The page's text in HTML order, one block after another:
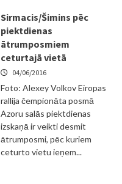
Sirmacis/Šimins pēc
piektdienas
ātrumposmiem
ceturtajā vietā
04/06/2016
Foto: Alexey Volkov Eiropas
rallija čempionāta posmā
Azoru salās piektdienas
izskaņā ir veikti desmit
ātrumposmi, pēc kuriem
ceturto vietu ieņem...